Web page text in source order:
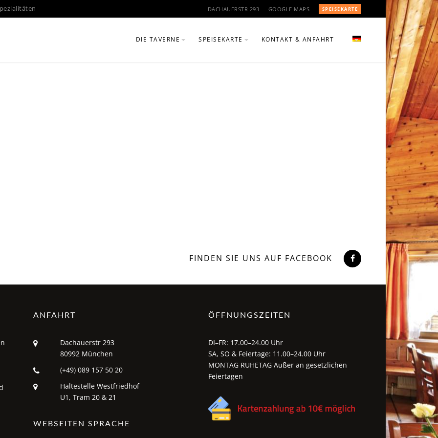
DACHAUERSTR 293 GOOGLE MAPS SPEISEKARTE
DIE TAVERNE SPEISEKARTE KONTAKT & ANFAHRT
FINDEN SIE UNS AUF FACEBOOK
ANFAHRT
Dachauerstr 293
80992 München
(+49) 089 157 50 20
Haltestelle Westfriedhof
U1, Tram 20 & 21
WEBSEITEN SPRACHE
ÖFFNUNGSZEITEN
DI–FR: 17.00–24.00 Uhr
SA, SO & Feiertage: 11.00–24.00 Uhr
MONTAG RUHETAG Außer an gesetzlichen
Feiertagen